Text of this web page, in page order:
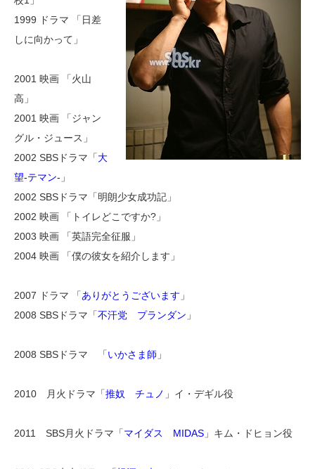
1999 ドラマ 「日差
しに向かって」
2001 映画 「火山
高」
2001 映画 「ジャン
グル・ジュース」
2002 SBSドラマ「大
望-テマン- 」
2002 SBSドラマ「明朗少女成功記」
2002 映画 「トイレどこですか?」
2003 映画 「英語完全征服」
2004 映画 「僕の彼女を紹介します」
2007 ドラマ 「ありがとうございます 」
2008 SBSドラマ「不汗党 プランダン 」
2008 SBSドラマ 「いかさま師 」
2010 月火ドラマ「推奴 チュノ 」イ・デギル役
2011 SBS月火ドラマ「マイダス MIDAS 」キム・ドヒョン役